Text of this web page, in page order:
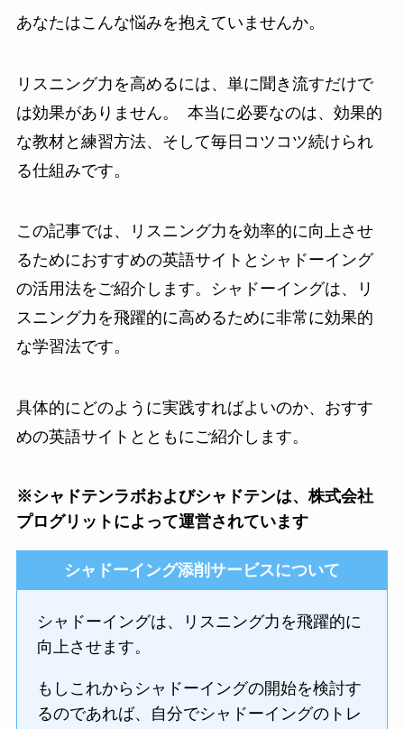
あなたはこんな悩みを抱えていませんか。
リスニング力を高めるには、単に聞き流すだけで
は効果がありません。 本当に必要なのは、効果的
な教材と練習方法、そして毎日コツコツ続けられ
る仕組みです。
この記事では、リスニング力を効率的に向上させ
るためにおすすめの英語サイトとシャドーイング
の活用法をご紹介します。シャドーイングは、リ
スニング力を飛躍的に高めるために非常に効果的
な学習法です。
具体的にどのように実践すればよいのか、おすす
めの英語サイトとともにご紹介します。
※シャドテンラボおよびシャドテンは、株式会社
プログリットによって運営されています
シャドーイング添削サービスについて
シャドーイングは、リスニング力を飛躍的に
向上させます。
もしこれからシャドーイングの開始を検討す
るのであれば、自分でシャドーイングのトレ